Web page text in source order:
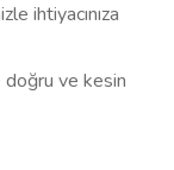
ihtiyacınıza
ve kesin